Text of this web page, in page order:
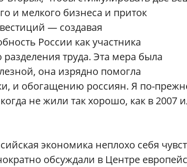
и мелкого бизнеса и приток
— создавая
России как участника
труда. Эта мера была
она изрядно помогла
и обогащению россиян. Я по-
не жили так хорошо, как в 2007
экономика неплохо себя
обсуждали в Центре